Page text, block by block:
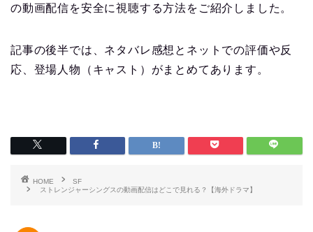
の動画配信を安全に視聴する方法をご紹介しました。
記事の後半では、ネタバレ感想とネットでの評価や反
応、登場人物（キャスト）がまとめてあります。
HOME
SF
ストレンジャーシングスの動画配信はどこで見れる？【海外ドラマ】